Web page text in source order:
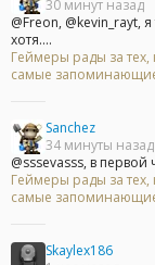
30 минут назад
@Freon, @kevin_rayt,
хотя....
Геймеры рады за тех,
самые
Sanchez
34 минуты назад
@sssevasss, в
Геймеры рады за тех,
самые
Skaylex186